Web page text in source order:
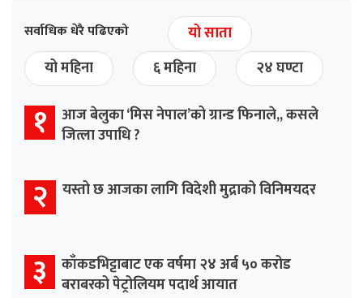
सर्वाधिक धेरै पढिएको
यो साता
यो महिना
६ महिना २४ घण्टा
१ आज बेलुका ‘मिस नेपाल’को ग्रान्ड फिनाले,, कसले
जित्ला उपाधि ?
२ यस्तो छ आजका लागि विदेशी मुद्राको विनिमयदर
३ काँकडभिट्टाबाट एक वर्षमा २४ अर्ब ५० करोड
बराबरको पेट्रोलियम पदार्थ आयात